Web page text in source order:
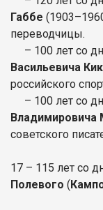
Габбе
переводчицы.
– 100 лет со
Васильевича
российского
– 100 лет со
советского
17 – 115 лет со
Полевого (